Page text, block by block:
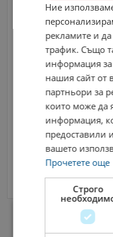
Съгласен съм с
Ние
рекламите и
трафик. Също
информация
нашия сайт от
партньори за
които може да
информация,
предоставили
вашето
Прочетете още
Строго